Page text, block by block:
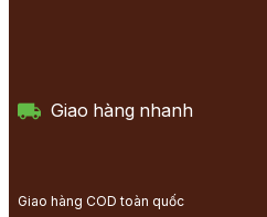
Giao hàng nhanh
Giao hàng COD toàn quốc